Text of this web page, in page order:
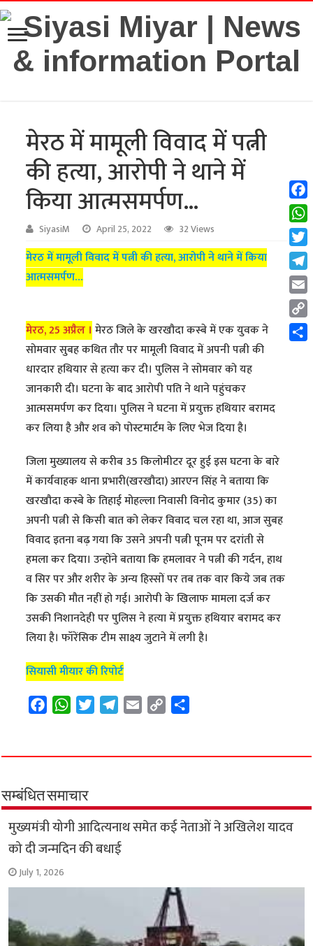
मेरठ में मामूली विवाद में पत्नी
की हत्या, आरोपी ने थाने में
किया आत्मसमर्पण…
SiyasiM April 25, 2022 32 Views
मेरठ में मामूली विवाद में पत्नी की हत्या, आरोपी ने थाने में किया
आत्मसमर्पण…
मेरठ, 25 अप्रैल । मेरठ जिले के खरखौदा कस्बे में एक युवक ने
सोमवार सुबह कथित तौर पर मामूली विवाद में अपनी पत्नी की
धारदार हथियार से हत्या कर दी। पुलिस ने सोमवार को यह
जानकारी दी। घटना के बाद आरोपी पति ने थाने पहुंचकर
आत्मसमर्पण कर दिया। पुलिस ने घटना में प्रयुक्त हथियार बरामद
कर लिया है और शव को पोस्टमार्टम के लिए भेज दिया है।
जिला मुख्यालय से करीब 35 किलोमीटर दूर हुई इस घटना के बारे
में कार्यवाहक थाना प्रभारी(खरखौदा) आरएन सिंह ने बताया कि
खरखौदा कस्बे के तिहाई मोहल्ला निवासी विनोद कुमार (35) का
अपनी पत्नी से किसी बात को लेकर विवाद चल रहा था, आज सुबह
विवाद इतना बढ़ गया कि उसने अपनी पत्नी पूनम पर दरांती से
हमला कर दिया। उन्होंने बताया कि हमलावर ने पत्नी की गर्दन, हाथ
व सिर पर और शरीर के अन्य हिस्सों पर तब तक वार किये जब तक
कि उसकी मौत नहीं हो गई। आरोपी के खिलाफ मामला दर्ज कर
उसकी निशानदेही पर पुलिस ने हत्या में प्रयुक्त हथियार बरामद कर
लिया है। फॉरेंसिक टीम साक्ष्य जुटाने में लगी है।
सियासी मीयार की रिपोर्ट
e
o
o
k
W
t
A
p
p
t
r
e
a
m
i
y
n
k
r
सम्बंधित समाचार
मुख्यमंत्री योगी आदित्यनाथ समेत कई नेताओं ने अखिलेश यादव
को दी जन्मदिन की बधाई
July 1, 2026
Copy
Link